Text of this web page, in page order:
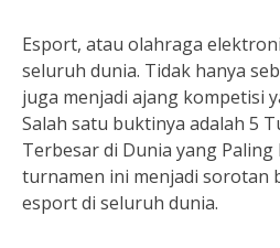
Esport, atau olahraga
seluruh dunia. Tidak hanya
juga menjadi ajang kompetisi
Salah satu buktinya adalah 5
Terbesar di Dunia yang
turnamen ini menjadi sorotan
esport di seluruh dunia.